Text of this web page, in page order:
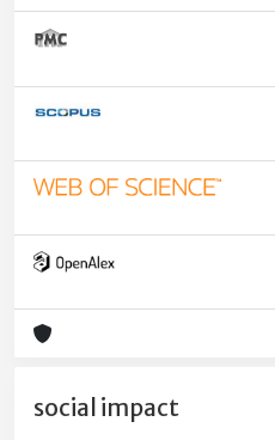
social impact